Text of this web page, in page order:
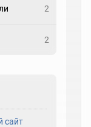
2
2
сайт